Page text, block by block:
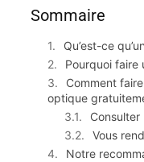
Sommaire
Qu’est-ce
Pourquoi faire
Comment
optique
Consulter
Vous
Notre